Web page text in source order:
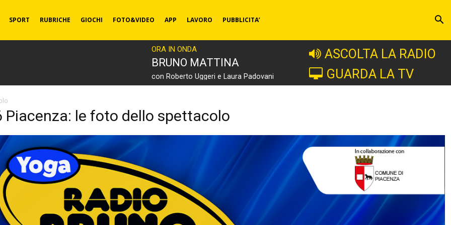
SPORT RUBRICHE GIOCHI FOTO&VIDEO APP LAVORO PUBBLICITA’
ORA IN ONDA
BRUNO MATTINA
con Roberto Uggeri e Laura Padovani
ASCOLTA LA RADIO
GUARDA LA TV
Piacenza: le foto dello spettacolo